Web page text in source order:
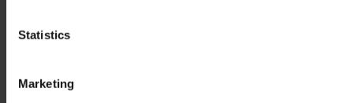
Statistics
Marketing